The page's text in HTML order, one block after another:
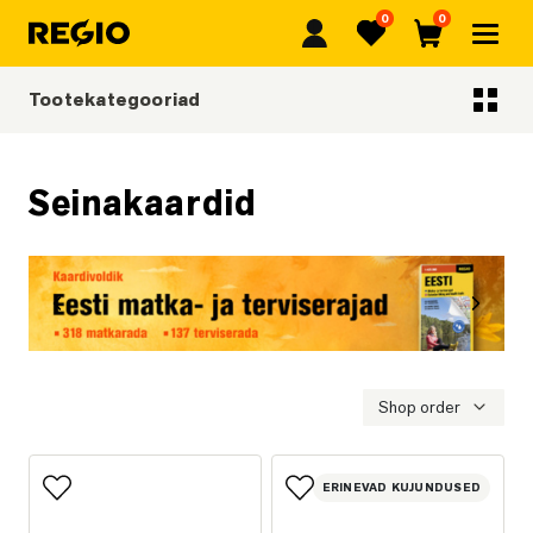
Regio Lemmikud
0
Ostukorv
0
Seinakaardid
Shop order
ERINEVAD KUJUNDUSED
Tootekategooriad